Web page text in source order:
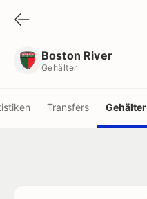
Boston River
Gehälter
Transfers Gehälter